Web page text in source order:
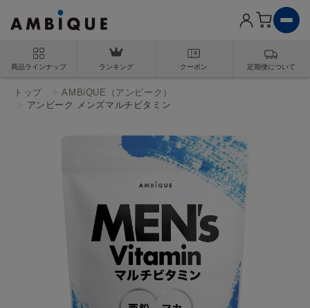
商品ラインナップ ランキング クーポン 定期便について
ALL in ONE ボディメイク
トップ
AMBiQUE（アンビーク）
アンビーク メンズマルチビタミン